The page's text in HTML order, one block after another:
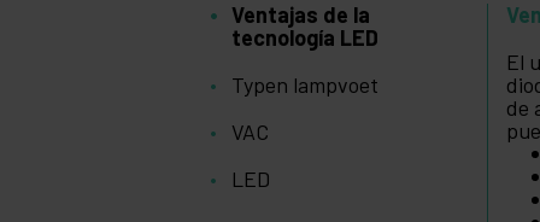
Ventajas de la
tecnología LED
Typen lampvoet
VAC
LED
El
de